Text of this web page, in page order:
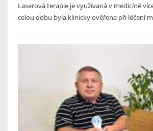
Laserová terapie je využívaná v medicíně
celou dobu byla klinicky ověřena při léčení